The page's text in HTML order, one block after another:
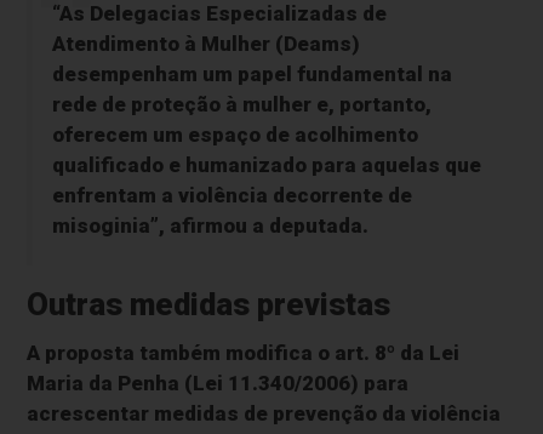
“As Delegacias Especializadas de
Atendimento à Mulher (Deams)
desempenham um papel fundamental na
rede de proteção à mulher e, portanto,
oferecem um espaço de acolhimento
qualificado e humanizado para aquelas que
enfrentam a violência decorrente de
misoginia”, afirmou a deputada.
Outras medidas previstas
A proposta também modifica o art. 8º da Lei
Maria da Penha (Lei 11.340/2006) para
acrescentar medidas de prevenção da violência